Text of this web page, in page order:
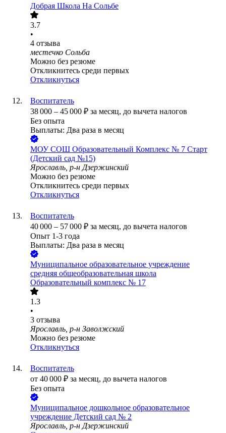
Добрая Школа На Сольбе
3.7
•
4 отзыва
местечко Сольба
Можно без резюме
Откликнитесь среди первых
Откликнуться
Воспитатель
38 000 – 45 000 ₽ за месяц, до вычета налогов
Без опыта
Выплаты: Два раза в месяц
МОУ СОШ Образовательный Комплекс № 7 Старт
(Детский сад №15)
Ярославль, р-н Дзержинский
Можно без резюме
Откликнитесь среди первых
Откликнуться
Воспитатель
40 000 – 57 000 ₽ за месяц, до вычета налогов
Опыт 1-3 года
Выплаты: Два раза в месяц
Муниципальное образовательное учреждение
средняя общеобразовательная школа
Образовательный комплекс № 17
1.3
•
3 отзыва
Ярославль, р-н Заволжский
Можно без резюме
Откликнуться
Воспитатель
от 40 000 ₽ за месяц, до вычета налогов
Без опыта
Муниципальное дошкольное образовательное
учреждение Детский сад № 2
Ярославль, р-н Дзержинский